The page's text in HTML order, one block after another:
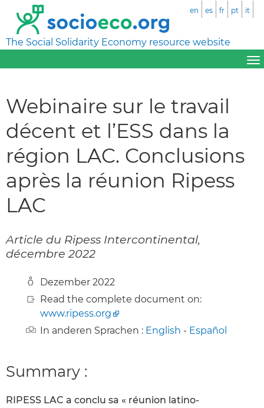
The Social Solidarity Economy resource website
en es fr pt it
Webinaire sur le travail
décent et l’ESS dans la
région LAC. Conclusions
après la réunion Ripess
LAC
Article du Ripess Intercontinental,
décembre 2022
Dezember 2022
Read the complete document on:
www.ripess.org
In anderen Sprachen : English - Español
Summary :
RIPESS LAC a conclu sa « réunion latino-